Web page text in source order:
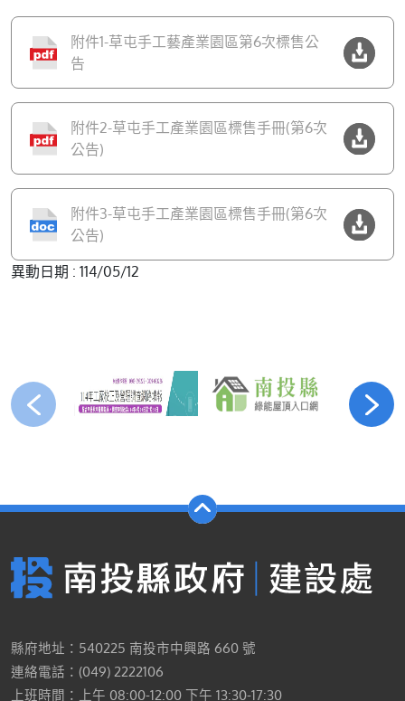
附件1-草屯手工藝產業園區第6次標售公
告
附件2-草屯手工產業園區標售手冊(第6次
公告)
附件3-草屯手工產業園區標售手冊(第6次
公告)
異動日期 : 114/05/12
縣府地址：540225 南投市中興路 660 號
連絡電話：(049) 2222106
上班時間：上午 08:00-12:00 下午 13:30-17:30